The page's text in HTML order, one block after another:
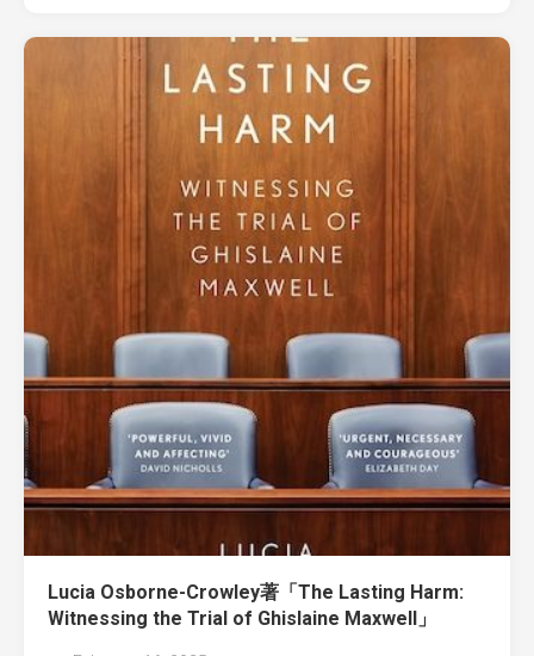
Lucia Osborne-Crowley著「The Lasting Harm:
Witnessing the Trial of Ghislaine Maxwell」